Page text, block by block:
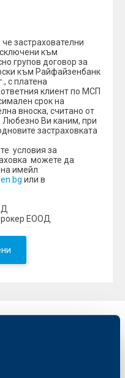
застрахователни
към
групов договор за
към Райфайзенбанк
с платена
клиент по МСП
срок на
вноска, считано от
Любезно Ви каним, при
застраховката
условия за
можете да
имейл
или в
ЕООД